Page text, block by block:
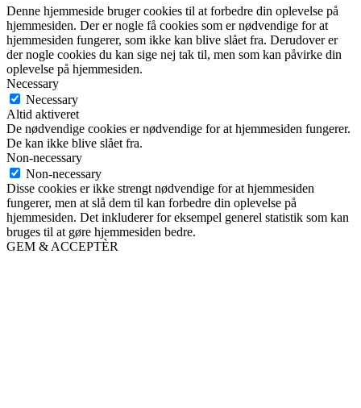
Denne hjemmeside bruger cookies til at forbedre din oplevelse på
hjemmesiden. Der er nogle få cookies som er nødvendige for at
hjemmesiden fungerer, som ikke kan blive slået fra. Derudover er
der nogle cookies du kan sige nej tak til, men som kan påvirke din
oplevelse på hjemmesiden.
Necessary
Necessary
Altid aktiveret
De nødvendige cookies er nødvendige for at hjemmesiden fungerer.
De kan ikke blive slået fra.
Non-necessary
Non-necessary
Disse cookies er ikke strengt nødvendige for at hjemmesiden
fungerer, men at slå dem til kan forbedre din oplevelse på
hjemmesiden. Det inkluderer for eksempel generel statistik som kan
bruges til at gøre hjemmesiden bedre.
GEM & ACCEPTÈR